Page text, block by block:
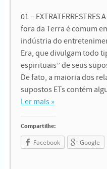
01 –
fora da Terra é comum
indústria do
Era, que divulgam todo
espirituais” de seus
De fato, a maioria dos
supostos ETs contém
Ler mais »
Compartilhe:
Facebook Google